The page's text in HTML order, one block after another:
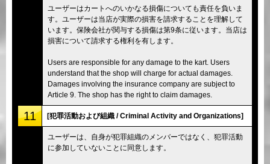
ユーザーはカートへのいかなる損傷についても責任を負いま
す。ユーザーは当店が実際の損害を請求することを理解して
います。保険会社が関与する損傷は第9条に従います。当店は
損害について請求する権利を有します。
Users are responsible for any damage to the kart. Users
understand that the shop will charge for actual damages.
Damages involving the insurance company are subject to
Article 9. The shop has the right to claim damages.
11 [犯罪活動および組織 / Criminal Activity and Organizations]
ユーザーは、自身が犯罪組織のメンバーではなく、犯罪活動
に参加していないことに同意します。